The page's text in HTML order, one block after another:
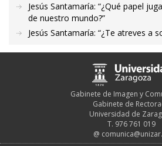
Jesús Santamaría: “¿Qué papel
de nuestro mundo?”
Jesús Santamaría: “¿Te atreves a
Gabinete de Imagen y
Gabinete de
Universidad de
T. 976 761 019
@